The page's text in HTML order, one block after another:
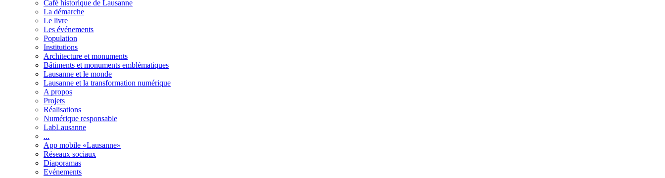
Café historique de Lausanne
La démarche
Le livre
Les événements
Population
Institutions
Architecture et monuments
Bâtiments et monuments emblématiques
Lausanne et le monde
Lausanne et la transformation numérique
A propos
Projets
Réalisations
Numérique responsable
LabLausanne
...
App mobile «Lausanne»
Réseaux sociaux
Diaporamas
Evénements